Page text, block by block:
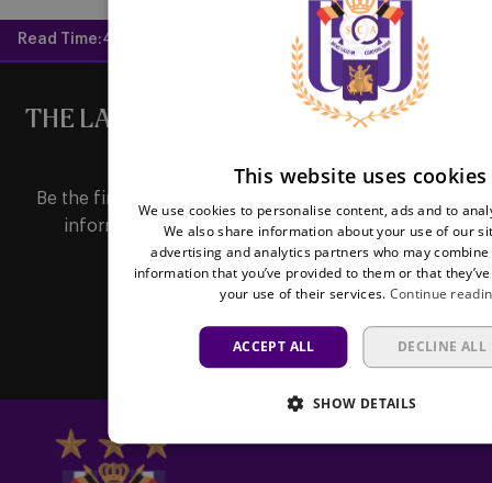
Read Time:4 mins
THE LATEST NEWS DIRECTLY IN YOUR
Be the first to receive important updates, ticketing
information, shirt releases or promotions by
subscribing to our newsletter.
This website uses cookies
We use cookies to personalise content, ads and to
We also share information about your use of our
advertising and analytics partners who may
information that you’ve provided to them or that
your use of their services. Continue
ACCEPT ALL DECLINE ALL
SHOW DETAILS